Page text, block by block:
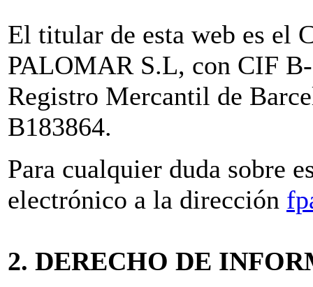
El titular de esta web es el
PALOMAR S.L, con CIF
Registro Mercantil de
B183864.
Para cualquier duda sobre
electrónico a la dirección
2. DERECHO DE